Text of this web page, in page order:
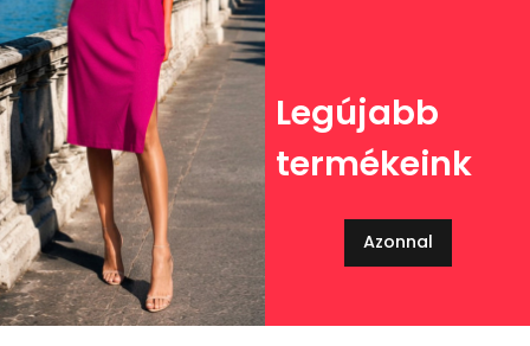
Legújabb
termékeink
Azonnal